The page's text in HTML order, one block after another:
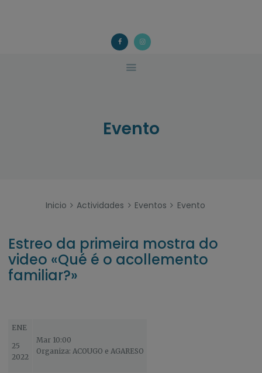
Evento
Inicio Actividades Eventos Evento
ACOUGO
Asociación galega de familias de acollida
QUÉ FACEMOS?
ACTIVIDADES
Estreo da primeira mostra do
video «Qué é o acollemento
familiar?»
ENE
25
2022
Mar 10:00
Organiza: ACOUGO e AGARESO